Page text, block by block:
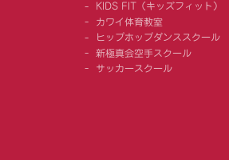
KIDS FIT（キッズフィット）
カワイ体育教室
ヒップホップダンススクール
新極真会空手スクール
サッカースクール